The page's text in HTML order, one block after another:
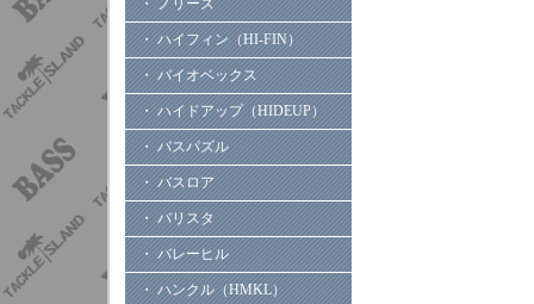
・ ノリーズ
・ ハイフィン（HI-FIN）
・ バイオベックス
・ ハイドアップ（HIDEUP）
・ バスパズル
・ バスロア
・ バリスタ
・ バレーヒル
・ ハンクル（HMKL）